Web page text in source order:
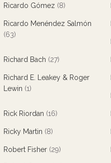
Ricardo Gómez (8)
Ricardo Menéndez Salmón
(63)
Richard Bach (27)
Richard E. Leakey & Roger
Lewin (1)
Rick Riordan (16)
Ricky Martin (8)
Robert Fisher (29)